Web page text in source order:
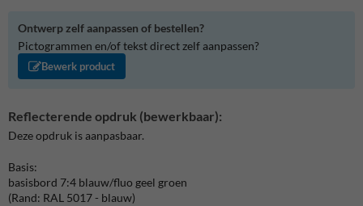
Ontwerp zelf aanpassen of bestellen?
Pictogrammen en/of tekst direct zelf aanpassen?
Bewerk product
Reflecterende opdruk (bewerkbaar):
Deze opdruk is aanpasbaar.
Basis:
basisbord 7:4 blauw/fluo geel groen
(Rand: RAL 5017 - blauw)